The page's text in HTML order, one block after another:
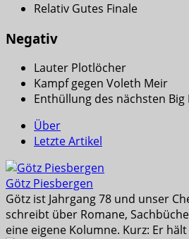
Relativ Gutes Finale
Negativ
Lauter Plotlöcher
Kampf gegen Voleth Meir
Enthüllung des nächsten Big
Über
Letzte Artikel
Götz Piesbergen
Götz ist Jahrgang 78 und unser
schreibt über Romane,
eine eigene Kolumne. Kurz: Er